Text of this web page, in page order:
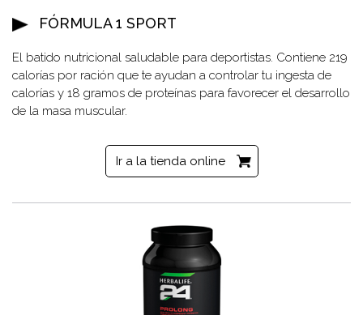
FÓRMULA 1 SPORT
El batido nutricional saludable para deportistas. Contiene 219
calorías por ración que te ayudan a controlar tu ingesta de
calorías y 18 gramos de proteínas para favorecer el desarrollo
de la masa muscular.
Ir a la tienda online